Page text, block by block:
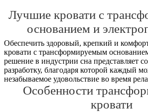
Лучшие кровати с
основанием и
Обеспечить здоровый, крепкий и
кровати с трансформируемым
решение в индустрии сна представляет
разработку, благодаря которой каждый
незабываемое удовольствие во время
Особенности
кровати